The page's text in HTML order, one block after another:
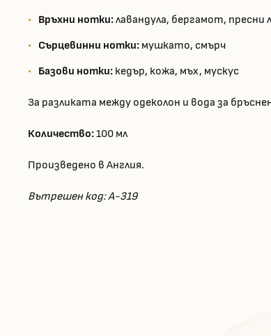
Връхни нотки:лавандула, бергамот, пресни
Сърцевинни нотки: мушкато, смърч
Базови нотки: кедър, кожа, мъх, мускус
За разликата между одеколон и вода за
Количество:100 мл
Произведено в Англия.
Вътрешен код: A-319